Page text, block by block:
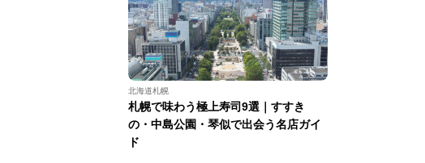
北海道札幌
札幌で味わう極上寿司9選｜すすき
の・中島公園・琴似で出会う名店ガイ
ド